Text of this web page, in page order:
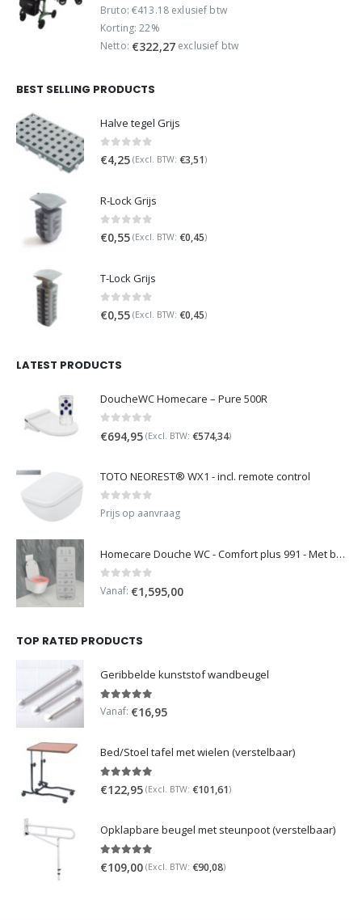
prijs
was:
€499,95.
prijs
€389,95.
Bruto: €413.18 exlusief btw
Korting: 22%
Netto: €322,27exclusief btw
BEST SELLING PRODUCTS
Halve tegel Grijs
0 out of 5
€4,25 (Excl. BTW: €3,51)
R-Lock Grijs
0 out of 5
€0,55 (Excl. BTW: €0,45)
T-Lock Grijs
0 out of 5
€0,55 (Excl. BTW: €0,45)
LATEST PRODUCTS
DoucheWC Homecare – Pure 500R
€694,95 (Excl. BTW: €574,34)
TOTO NEOREST® WX1 - incl. remote control
0 out of 5
Prijs op aanvraag
Homecare Douche WC - Comfort plus 991 - Met brilverwarming
0 out of 5
Vanaf: €1,595,00
TOP RATED PRODUCTS
Geribbelde kunststof wandbeugel
5.00out of 5
Vanaf: €16,95
Bed/Stoel tafel met wielen (verstelbaar)
5.00out of 5
€122,95 (Excl. BTW: €101,61)
Opklapbare beugel met steunpoot (verstelbaar)
5.00out of 5
€109,00 (Excl. BTW: €90,08)